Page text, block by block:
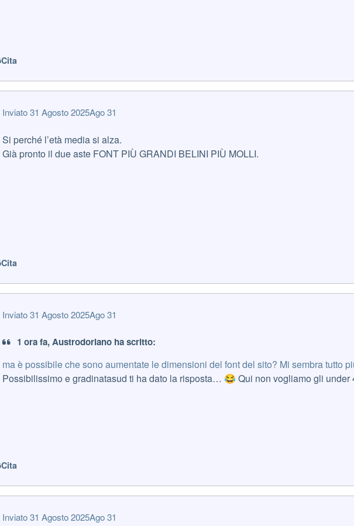
Cita
Inviato31 Agosto 2025Ago 31
Si perché l’età media si alza.
Già pronto il due aste FONT PIÙ GRANDI BELINI PIÙ MOLLI.
Cita
Inviato31 Agosto 2025Ago 31
1 ora fa, Austrodoriano ha scritto:
ma è possibile che sono aumentate le dimensioni del font del sito? Mi sembra tutto
Possibilissimo e gradinatasud ti ha dato la risposta… 😂 Qui non vogliamo gli
Cita
Inviato31 Agosto 2025Ago 31